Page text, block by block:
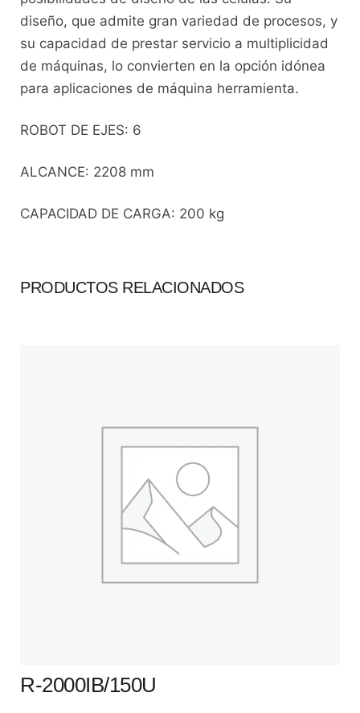
diseño, que admite gran variedad de procesos, y
su capacidad de prestar servicio a multiplicidad
de máquinas, lo convierten en la opción idónea
para aplicaciones de máquina herramienta.
ROBOT DE EJES: 6
ALCANCE: 2208 mm
CAPACIDAD DE CARGA: 200 kg
PRODUCTOS RELACIONADOS
R-2000IB/150U